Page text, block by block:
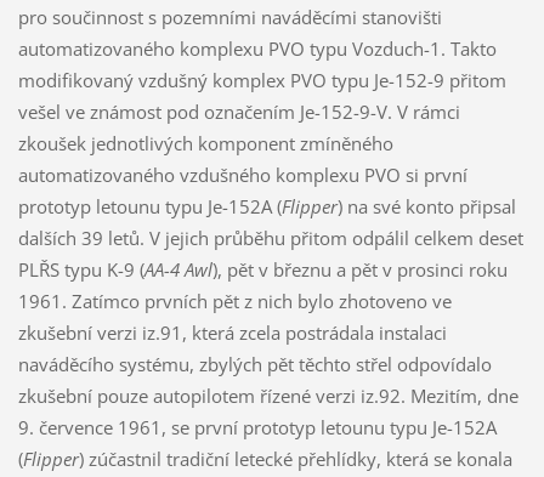
pro součinnost s pozemními naváděcími stanovišti
automatizovaného komplexu PVO typu Vozduch-1. Takto
modifikovaný vzdušný komplex PVO typu Je-152-9 přitom
vešel ve známost pod označením Je-152-9-V. V rámci
zkoušek jednotlivých komponent zmíněného
automatizovaného vzdušného komplexu PVO si první
prototyp letounu typu Je-152A (Flipper) na své konto připsal
dalších 39 letů. V jejich průběhu přitom odpálil celkem deset
PLŘS typu K-9 (AA-4 Awl), pět v březnu a pět v prosinci roku
1961. Zatímco prvních pět z nich bylo zhotoveno ve
zkušební verzi iz.91, která zcela postrádala instalaci
naváděcího systému, zbylých pět těchto střel odpovídalo
zkušební pouze autopilotem řízené verzi iz.92. Mezitím, dne
9. července 1961, se první prototyp letounu typu Je-152A
(Flipper) zúčastnil tradiční letecké přehlídky, která se konala